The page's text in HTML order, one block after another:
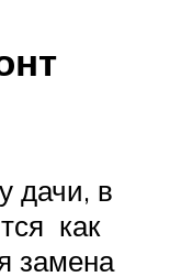
дачи, в
как
замена